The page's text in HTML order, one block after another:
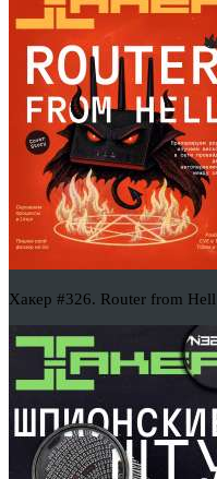
Хакер #326. Router from Hell